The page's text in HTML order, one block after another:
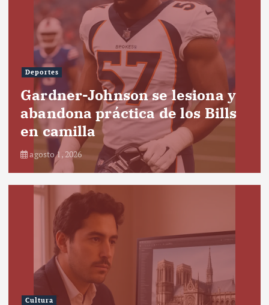
Deportes
Gardner-Johnson se lesiona y
abandona práctica de los Bills
en camilla
agosto 1, 2026
Cultura